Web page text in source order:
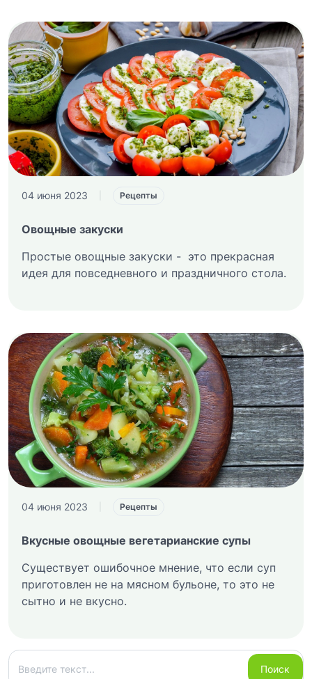
04 июня 2023 Рецепты
Овощные закуски
Простые овощные закуски - это прекрасная
идея для повседневного и праздничного стола.
04 июня 2023 Рецепты
Вкусные овощные вегетарианские супы
Существует ошибочное мнение, что если суп
приготовлен не на мясном бульоне, то это не
сытно и не вкусно.
Поиск
Поиск